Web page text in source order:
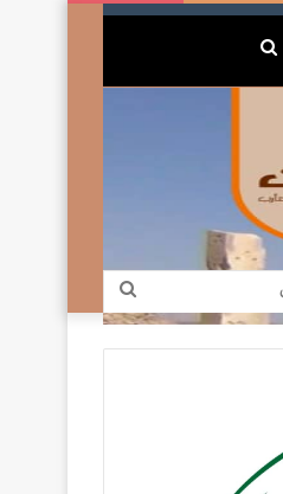
بحث
بحث
عن